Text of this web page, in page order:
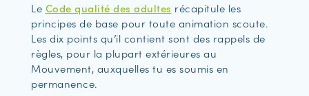
Le Code qualité des adultes récapitule les
principes de base pour toute animation scoute.
Les dix points qu’il contient sont des rappels de
règles, pour la plupart extérieures au
Mouvement, auxquelles tu es soumis en
permanence.